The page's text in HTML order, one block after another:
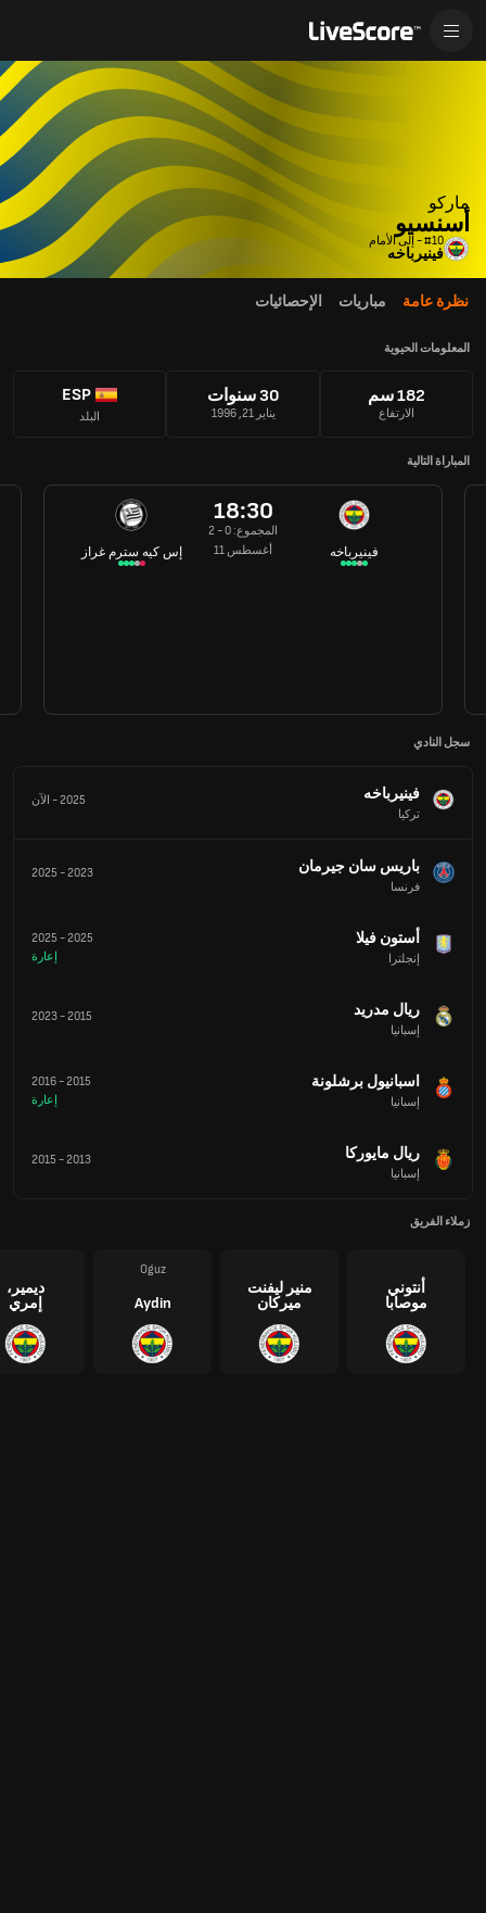
ماركو
أسنسيو
#10 - إلى الأمام
فينيرباخه
نظرة عامة مباريات الإحصائيات
المعلومات الحيوية
182 سم
الارتفاع
30 سنوات
يناير 21, 1996
ESP
البلد
المباراة التالية
إس كيه سترم غراز
18:30
المجموع: 0 - 2
11 أغسطس
فينيرباخه
سجل النادي
فينيرباخه
تركيا
2025
- الآن
باريس سان جيرمان
فرنسا
2023
-
2025
أستون فيلا
إنجلترا
2025
-
2025
إعارة
ريال مدريد
إسبانيا
2015
-
2023
اسبانيول برشلونة
إسبانيا
2015
-
2016
إعارة
ريال مايوركا
إسبانيا
2013
-
2015
زملاء الفريق
أنتوني
موصابا
منير ليفنت
ميركان
Oguz
Aydin
ديمير،
إمري